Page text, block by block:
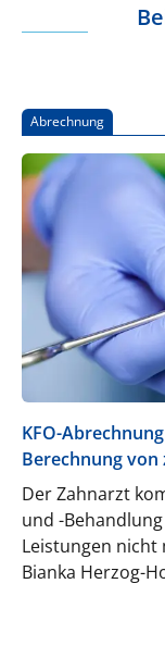
Abrechnung
KFO-
Berechnung von
Der Zahnarzt
und -
Leistungen
Bianka Herzog-